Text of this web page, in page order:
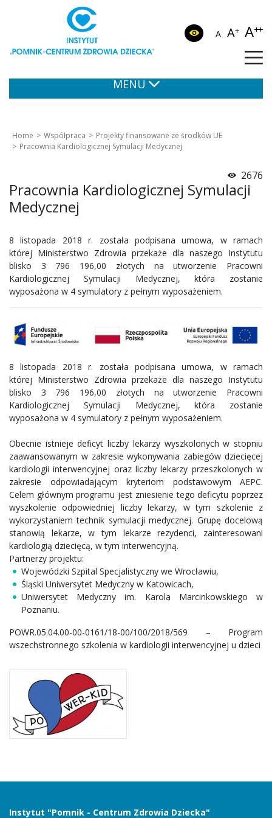
A A+ A++
MENU
Home Współpraca
Projekty finansowane ze środków UE
Pracownia Kardiologicznej Symulacji Medycznej
2676
Pracownia Kardiologicznej Symulacji
Medycznej
8 listopada 2018 r. została podpisana umowa, w ramach
której Ministerstwo Zdrowia przekaże dla naszego Instytutu
blisko 3 796 196,00 złotych na utworzenie Pracowni
Kardiologicznej Symulacji Medycznej, która zostanie
wyposażona w 4 symulatory z pełnym wyposażeniem.
8 listopada 2018 r. została podpisana umowa, w ramach
której Ministerstwo Zdrowia przekaże dla naszego Instytutu
blisko 3 796 196,00 złotych na utworzenie Pracowni
Kardiologicznej Symulacji Medycznej, która zostanie
wyposażona w 4 symulatory z pełnym wyposażeniem.
Obecnie istnieje deficyt liczby lekarzy wyszkolonych w stopniu
zaawansowanym w zakresie wykonywania zabiegów dziecięcej
kardiologii interwencyjnej oraz liczby lekarzy przeszkolonych w
zakresie odpowiadającym kryteriom podstawowym AEPC.
Celem głównym programu jest zniesienie tego deficytu poprzez
wyszkolenie odpowiedniej liczby lekarzy, w tym szkolenie z
wykorzystaniem technik symulacji medycznej. Grupę docelową
stanowią lekarze, w tym lekarze rezydenci, zainteresowani
kardiologią dziecięcą, w tym interwencyjną.
Partnerzy projektu:
Wojewódzki Szpital Specjalistyczny we Wrocławiu,
Śląski Uniwersytet Medyczny w Katowicach,
Uniwersytet Medyczny im. Karola Marcinkowskiego w
Poznaniu.
POWR.05.04.00-00-0161/18-00/100/2018/569 – Program
wszechstronnego szkolenia w kardiologii interwencyjnej u dzieci
Instytut "Pomnik - Centrum Zdrowia Dziecka"